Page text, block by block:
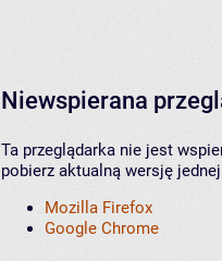
Niewspierana
Ta przeglądarka nie jest
pobierz aktualną wersję
Mozilla Firefox
Google Chrome